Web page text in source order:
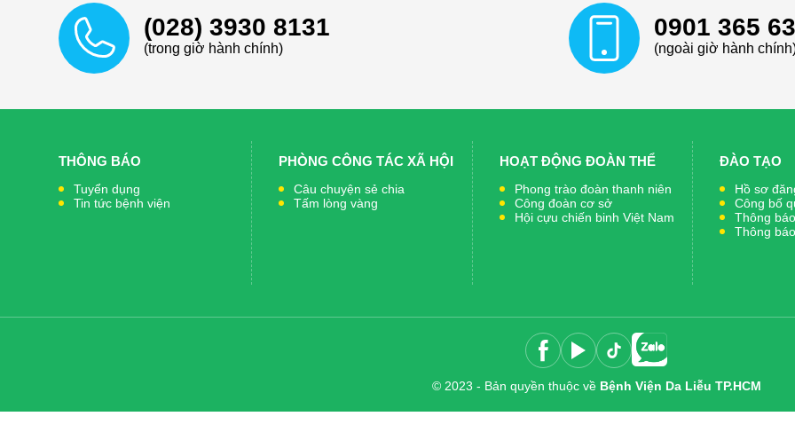
(028) 3930 8131
(trong giờ hành chính)
0901 365
(ngoài giờ hành
THÔNG BÁO
Tuyển dụng
Tin tức bệnh viện
PHÒNG CÔNG TÁC XÃ HỘI
Câu chuyện sẻ chia
Tấm lòng vàng
HOẠT ĐỘNG ĐOÀN THỂ
Phong trào đoàn thanh niên
Công đoàn cơ sở
Hội cựu chiến binh Việt Nam
ĐÀO TẠO
Hồ sơ
Công bố
Thông
Thông
© 2023 - Bản quyền thuộc về Bệnh Viện Da Liễu TP.HCM